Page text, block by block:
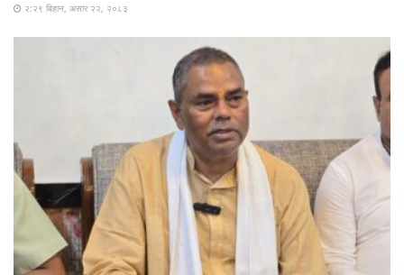
२:२९ बिहान, असार २२, २०८३